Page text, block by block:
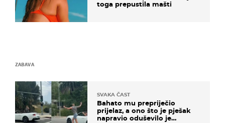
toga prepustila mašti
ZABAVA
SVAKA ČAST
Bahato mu prepriječio
prijelaz, a ono što je pješak
napravio oduševilo je